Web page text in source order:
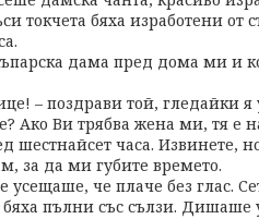
токчета бяха изработени от
дама пред дома ми и
– поздрави той, гледайки
Ако Ви трябва жена ми, тя е
шестнайсет часа. Извинете,
за да ми губите времето.
усещаше, че плаче без глас.
пълни със сълзи. Дишаше